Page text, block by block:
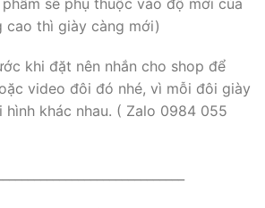
cao thì giày càng mới)
khi đặt nên nhắn cho shop để
video đôi đó nhé, vì mỗi đôi giày
hình khác nhau. ( Zalo 0984 055